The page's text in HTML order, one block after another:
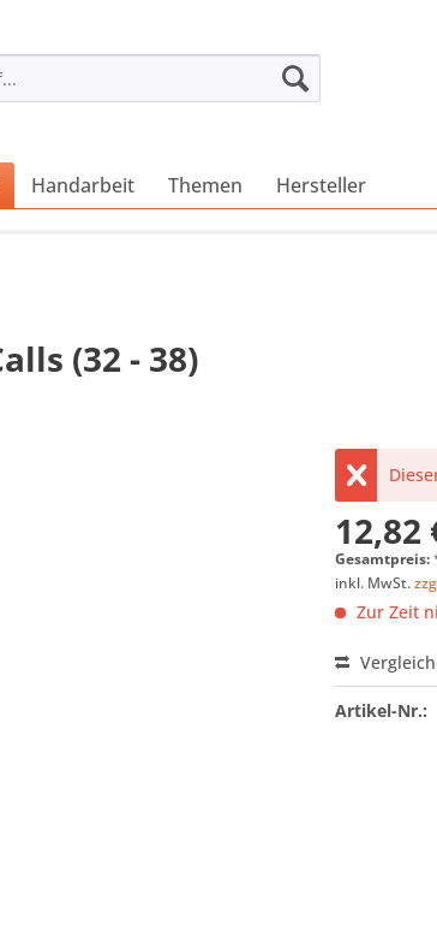
Handarbeit Themen Hersteller
(32 - 38)
12,82
Gesamtpreis:
inkl. MwSt.
Zur Zeit
Artikel-Nr.: